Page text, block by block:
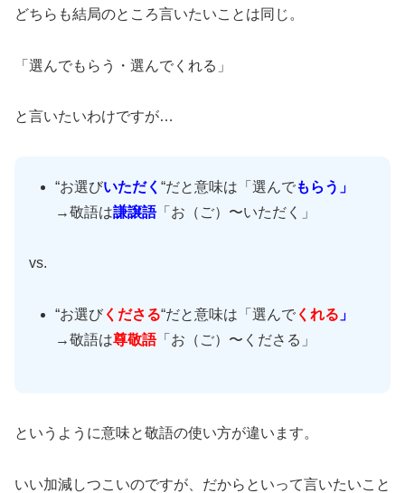
どちらも結局のところ言いたいことは同じ。
「選んでもらう・選んでくれる」
と言いたいわけですが…
“お選びいただく“だと意味は「選んでもらう」
→敬語は謙譲語「お（ご）〜いただく」
vs.
“お選び くださる“だと意味は「選んで くれる 」
→敬語は尊敬語「お（ご）〜くださる」
というように意味と敬語の使い方が違います。
いい加減しつこいのですが、だからといって言いたいこと